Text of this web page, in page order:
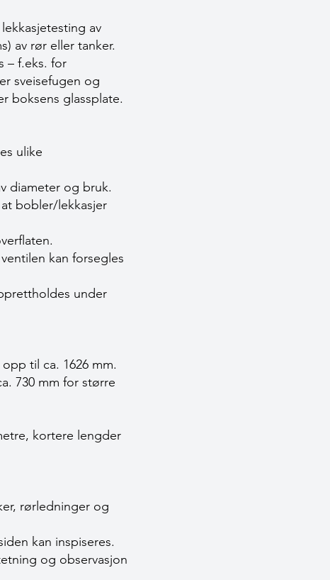
av
av rør eller tanker.
– f.eks. for
sveisefugen og
boksens glassplate.
ulike
diameter og bruk.
bobler/lekkasjer
kan forsegles
under
til ca. 1626 mm.
730 mm for større
kortere lengder
rørledninger og
kan inspiseres.
og observasjon